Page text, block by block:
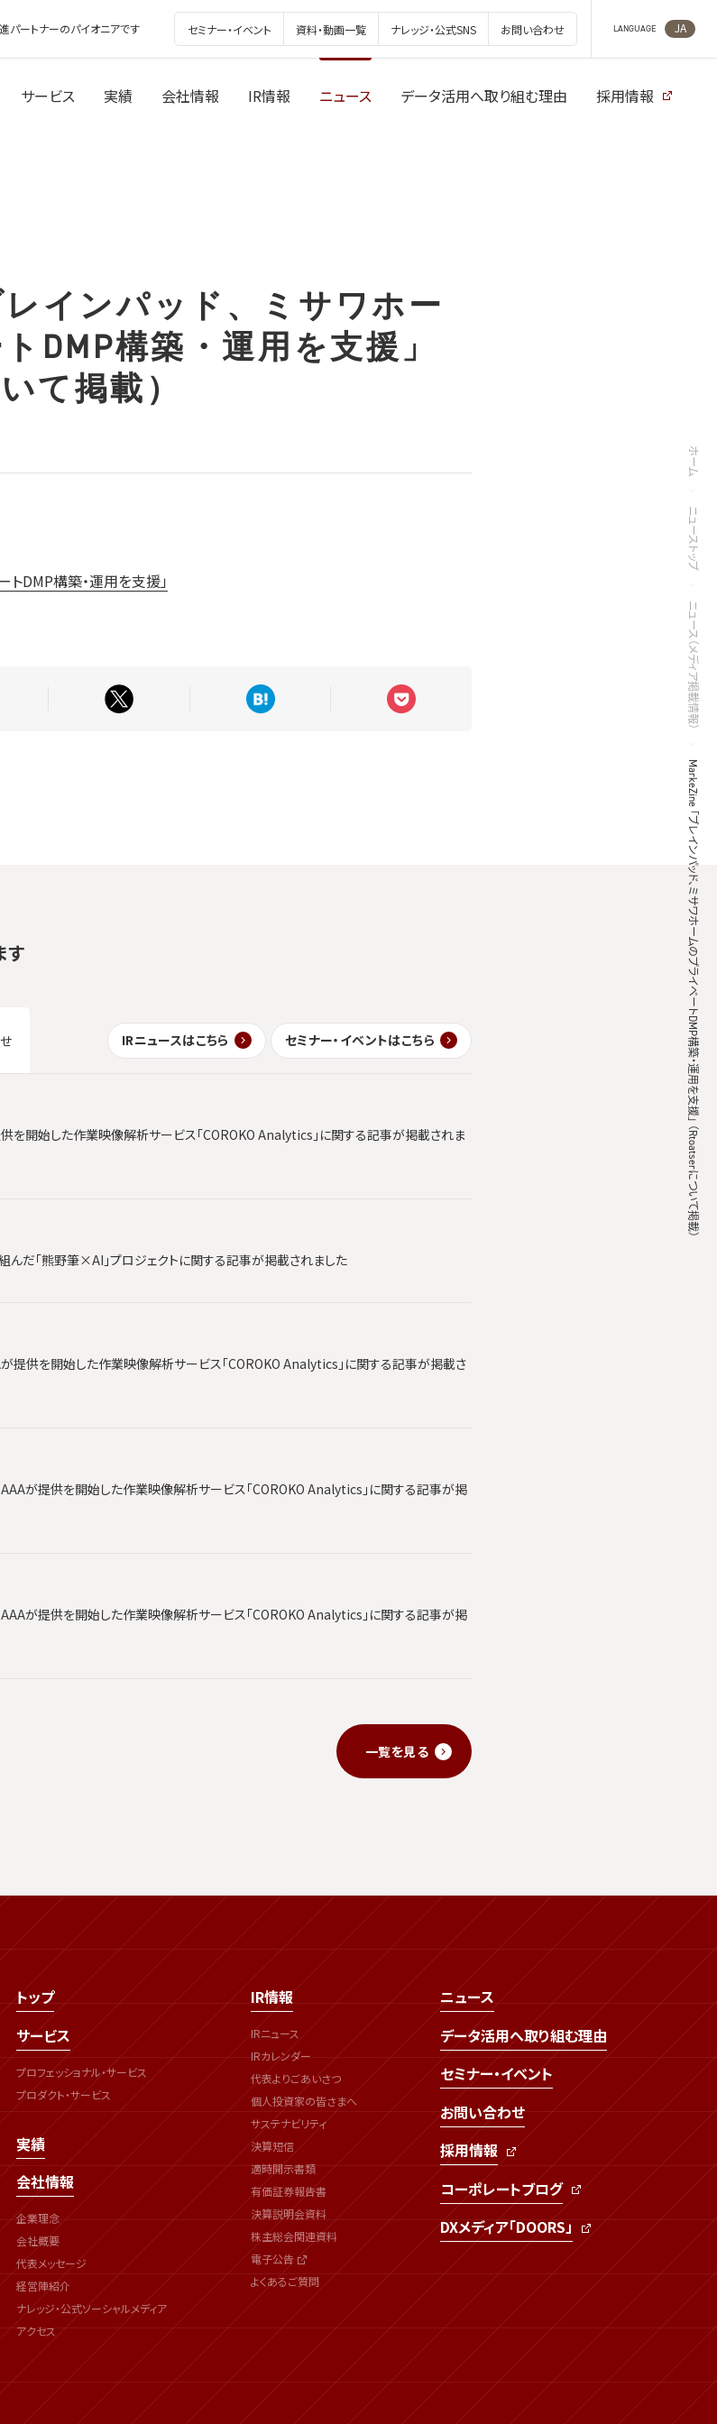
パートナーのパイオニアです セミナー・イベント 資料・動画一覧 ナレッジ・公式SNS お問い合わせ LANGUAGE JA
サービス 実績 会社情報 IR情報 ニュース データ活用へ取り組む理由 採用情報
インパッド、ミサワホー
DMP構築・運用を支援」
て掲載）
ホーム
ニューストップ
ニュース（メディア掲載情報）
MarkeZine 「ブレインパッド、ミサワホームのプライベートDMP構築・運用を支援」 （Rtoatserについて掲載）
トDMP構築・運用を支援」
す
IRニュースはこちら セミナー・イベントはこちら
を開始した作業映像解析サービス「COROKO Analytics」に関する記事が掲載されま
んだ「熊野筆×AI」プロジェクトに関する記事が掲載されました
提供を開始した作業映像解析サービス「COROKO Analytics」に関する記事が掲載さ
が提供を開始した作業映像解析サービス「COROKO Analytics」に関する記事が掲
が提供を開始した作業映像解析サービス「COROKO Analytics」に関する記事が掲
一覧を見る
トップ
サービス
プロフェッショナル・サービス
プロダクト・サービス
実績
会社情報
企業理念
会社概要
代表メッセージ
経営陣紹介
ナレッジ・公式ソーシャルメディア
アクセス
IR情報
IRニュース
IRカレンダー
代表よりごあいさつ
個人投資家の皆さまへ
サステナビリティ
決算短信
適時開示書類
有価証券報告書
決算説明会資料
株主総会関連資料
電子公告
よくあるご質問
ニュース
データ活用へ取り組む理由
セミナー・イベント
お問い合わせ
採用情報
コーポレートブログ
DXメディア「DOORS」